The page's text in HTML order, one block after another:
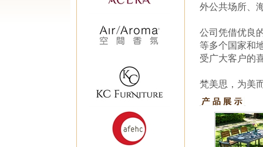
外公共场所、
公司凭借优良
等多个国家和
受广大客户的
梵美思，为美